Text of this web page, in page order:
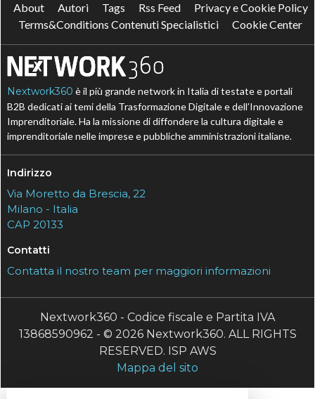
About Autori Tags Rss Feed
Privacy e Cookie Policy
Terms&Conditions Contenuti Specialistici
Cookie Center
Nextwork360 è il più grande network in Italia di testate e portali
B2B dedicati ai temi della Trasformazione Digitale e dell’Innovazione
Imprenditoriale. Ha la missione di diffondere la cultura digitale e
imprenditoriale nelle imprese e pubbliche amministrazioni italiane.
Indirizzo
Via Moretto da Brescia, 22
Milano - Italia
CAP 20133
Contatti
Contatta il nostro team per maggiori informazioni
Nextwork360 - Codice fiscale e Partita IVA
13868590962 - © 2026 Nextwork360. ALL RIGHTS
RESERVED. ISP AWS
Mappa del sito